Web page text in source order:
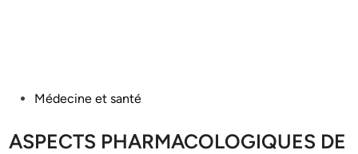
PostedMédecine et santé
ASPECTS PHARMACOLOGIQUES DE